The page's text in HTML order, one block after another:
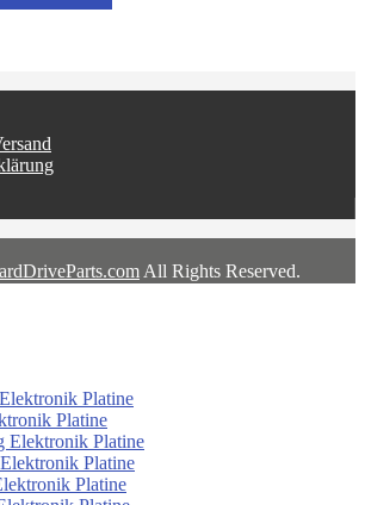
All Rights Reserved.
Platine
Platine
Elektronik Platine
Platine
Platine